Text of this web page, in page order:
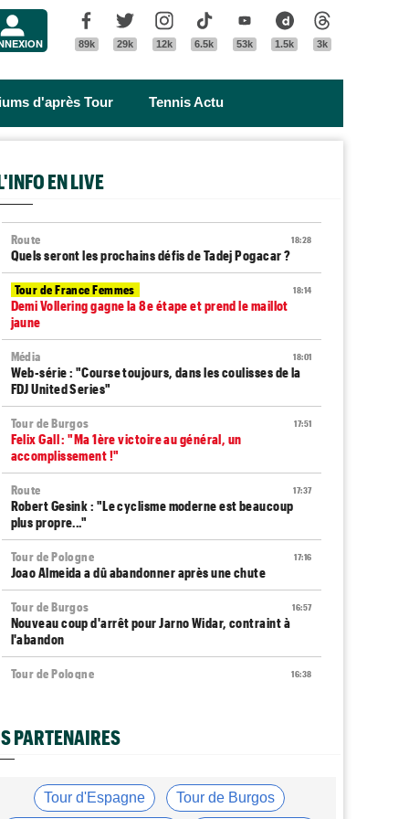
Facebook
89k
Twitter
29k
Instagram
12k
Tik Tok
6.5k
Youtube
53k
Dailymotion
1.5k 3k
d'après Tour Tennis Actu
EN LIVE
18:28
Route
Quels seront les prochains défis de Tadej Pogacar ?
18:14
Tour de France Femmes
Demi Vollering gagne la 8e étape et prend le maillot
jaune
18:01
Média
Web-série : "Course toujours, dans les coulisses de la
FDJ United Series"
17:51
Tour de Burgos
Felix Gall : "Ma 1ère victoire au général, un
accomplissement !"
17:37
Route
Robert Gesink : "Le cyclisme moderne est beaucoup
plus propre..."
17:16
Tour de Pologne
Joao Almeida a dû abandonner après une chute
16:57
Tour de Burgos
Nouveau coup d'arrêt pour Jarno Widar, contraint à
l'abandon
16:38
Tour de Pologne
Média
Les vidéos cyclisme sont sur Dailymotion :
Tour de Burgos
PARTENAIRES
Tour d'Espagne Tour de Burgos